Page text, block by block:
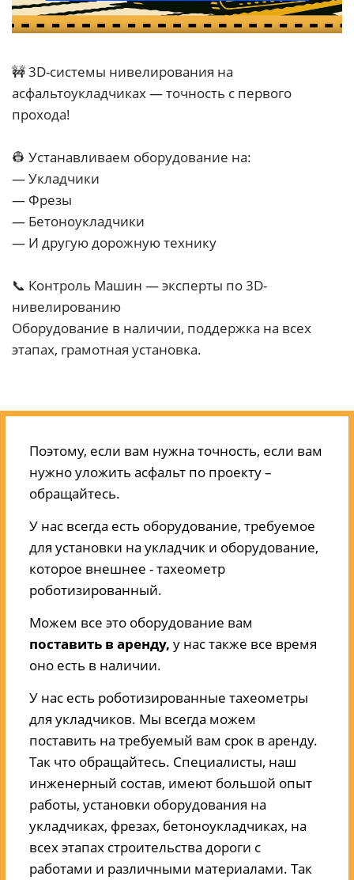
🚧 3D-системы нивелирования на
асфальтоукладчиках — точность с первого
прохода!
👷 Устанавливаем оборудование на:
— Укладчики
— Фрезы
— Бетоноукладчики
— И другую дорожную технику
📞 Контроль Машин — эксперты по 3D-
нивелированию
Оборудование в наличии, поддержка на всех
этапах, грамотная установка.
Поэтому, если вам нужна точность, если вам
нужно уложить асфальт по проекту –
обращайтесь.
У нас всегда есть оборудование, требуемое
для установки на укладчик и оборудование,
которое внешнее - тахеометр
роботизированный.
Можем все это оборудование вам
поставить в аренду, у нас также все время
оно есть в наличии.
У нас есть роботизированные тахеометры
для укладчиков. Мы всегда можем
поставить на требуемый вам срок в аренду.
Так что обращайтесь. Специалисты, наш
инженерный состав, имеют большой опыт
работы, установки оборудования на
укладчиках, фрезах, бетоноукладчиках, на
всех этапах строительства дороги с
работами и различными материалами. Так